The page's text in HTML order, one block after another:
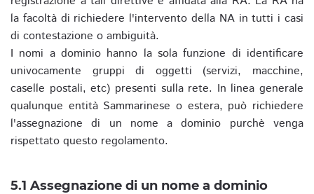
la facoltà di richiedere l'intervento della NA in tutti i casi
di contestazione o ambiguità.
I nomi a dominio hanno la sola funzione di identificare
univocamente gruppi di oggetti (servizi, macchine,
caselle postali, etc) presenti sulla rete. In linea generale
qualunque entità Sammarinese o estera, può richiedere
l'assegnazione di un nome a dominio purchè venga
rispettato questo regolamento.
5.1 Assegnazione di un nome a dominio